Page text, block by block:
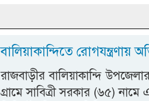
বালিয়াকান্দিতে রোগযন্ত্রণায়
রাজবাড়ীর বালিয়াকান্দি
গ্রামে সাবিত্রী সরকার (৬৫)